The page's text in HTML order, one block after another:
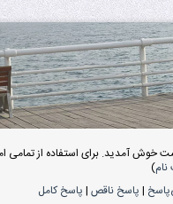
خوش آمدید. برای استفاده از تمامی
)
| پاسخ ناقص | پاسخ کامل